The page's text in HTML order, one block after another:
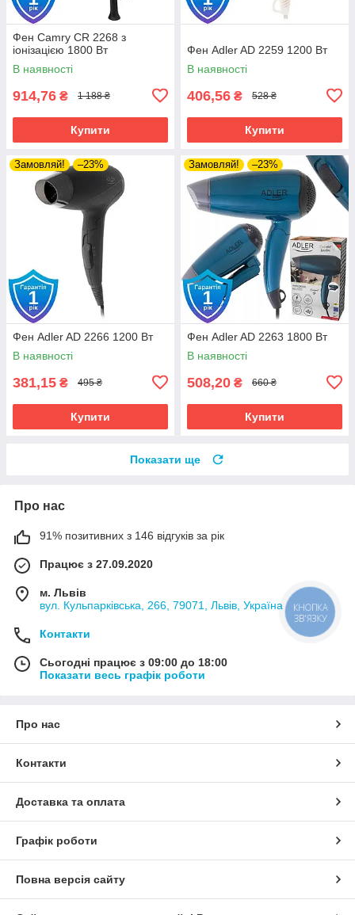
Фен Camry CR 2268 з
іонізацією 1800 Вт
В наявності
914,76 ₴ 1 188 ₴
Купити
Фен Adler AD 2259 1200 Вт
В наявності
406,56 ₴ 528 ₴
Купити
Замовляй! –23%
Фен Adler AD 2266 1200 Вт
В наявності
381,15 ₴ 495 ₴
Купити
Замовляй! –23%
Фен Adler AD 2263 1800 Вт
В наявності
508,20 ₴ 660 ₴
Купити
Показати ще
Про нас
91% позитивних з 146 відгуків за рік
Працює з 27.09.2020
м. Львів
вул. Кульпарківська, 266, 79071, Львів, Україна
Контакти
Сьогодні працює з 09:00 до 18:00
Показати весь графік роботи
Про нас
Контакти
Доставка та оплата
Графік роботи
Повна версія сайту
КНОПКА
ЗВ'ЯЗКУ